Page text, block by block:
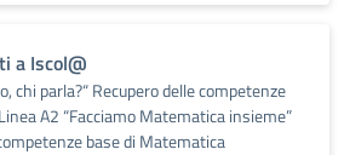
a Iscol@
chi parla?“ Recupero delle competenze
A2 “Facciamo Matematica insieme”
base di Matematica